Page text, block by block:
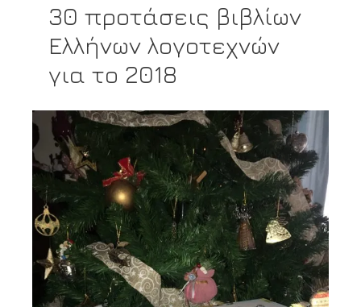
30 προτάσεις βιβλίων
Ελλήνων λογοτεχνών
για το 2018